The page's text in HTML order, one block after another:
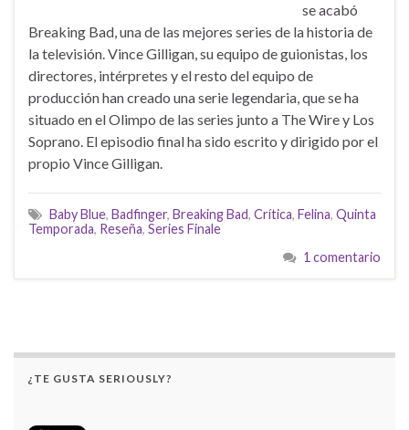
se acabó
Breaking Bad, una de las mejores series de la historia de
la televisión. Vince Gilligan, su equipo de guionistas, los
directores, intérpretes y el resto del equipo de
producción han creado una serie legendaria, que se ha
situado en el Olimpo de las series junto a The Wire y Los
Soprano. El episodio final ha sido escrito y dirigido por el
propio Vince Gilligan.
Baby Blue, Badfinger, Breaking Bad, Crítica, Felina, Quinta
Temporada, Reseña, Series Finale
1 comentario
¿TE GUSTA SERIOUSLY?